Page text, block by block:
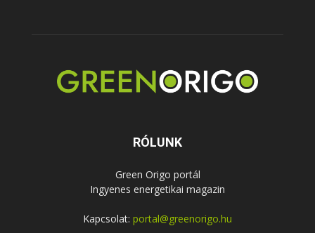
RÓLUNK
Green Origo portál
Ingyenes energetikai magazin
Kapcsolat: portal@greenorigo.hu